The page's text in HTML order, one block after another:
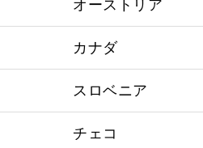
オーストリア
カナダ
スロベニア
チェコ